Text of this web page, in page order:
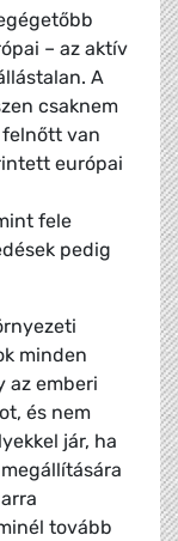
– az aktív
A
csaknem
van
európai
fele
pedig
minden
az emberi
és nem
jár, ha
tovább